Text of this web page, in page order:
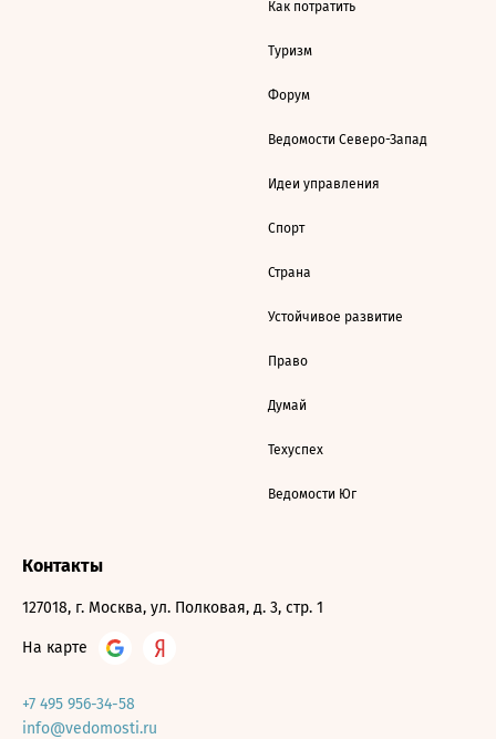
Как потратить
Туризм
Форум
Ведомости Северо-Запад
Идеи управления
Спорт
Страна
Устойчивое развитие
Право
Думай
Техуспех
Ведомости Юг
Контакты
127018, г. Москва, ул. Полковая, д. 3, стр. 1
На карте
+7 495 956-34-58
info@vedomosti.ru